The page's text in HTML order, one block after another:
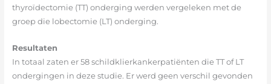
thyroïdectomie (TT) onderging werden vergeleken met de
groep die lobectomie (LT) onderging.
Resultaten
In totaal zaten er 58 schildklierkankerpatiënten die TT of LT
ondergingen in deze studie. Er werd geen verschil gevonden